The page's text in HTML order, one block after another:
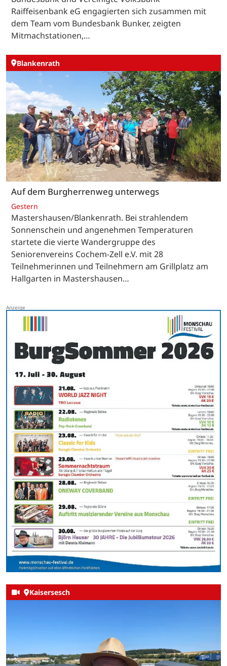
Raiffeisenbank eG engagierten sich zusammen mit
dem Team vom Bundesbank Bunker, zeigten
Mitmachstationen,…
Blankenrath
Auf dem Burgherrenweg unterwegs
Gestern
Mastershausen/Blankenrath. Bei strahlendem
Sonnenschein und angenehmen Temperaturen
startete die vierte Wandergruppe des
Seniorenvereins Cochem-Zell e.V. mit 28
Teilnehmerinnen und Teilnehmern am Grillplatz am
Hallgarten in Mastershausen…
Kaisersesch